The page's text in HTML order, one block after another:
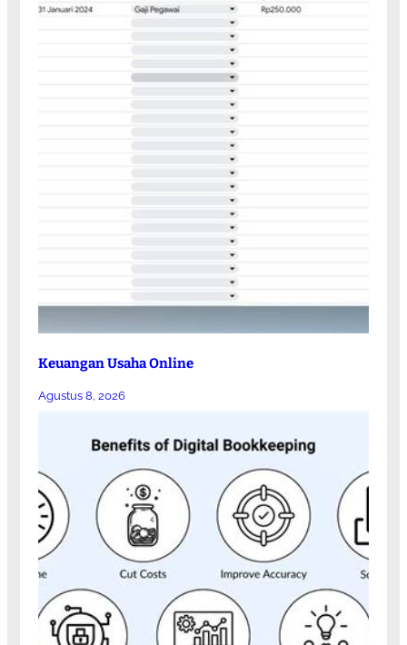
Keuangan Usaha Online
Agustus 8, 2026